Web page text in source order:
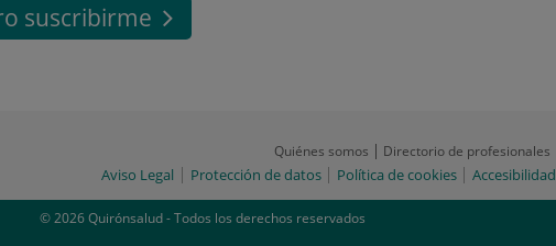
suscribirme
Quiénes somos Directorio de profesionales
Aviso Legal Protección de datos Política de cookies Accesibilidad
© 2026 Quirónsalud - Todos los derechos reservados